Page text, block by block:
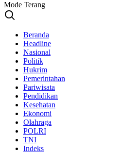
Mode Terang
Beranda
Headline
Nasional
Politik
Hukrim
Pemerintahan
Pariwisata
Pendidikan
Kesehatan
Ekonomi
Olahraga
POLRI
TNI
Indeks